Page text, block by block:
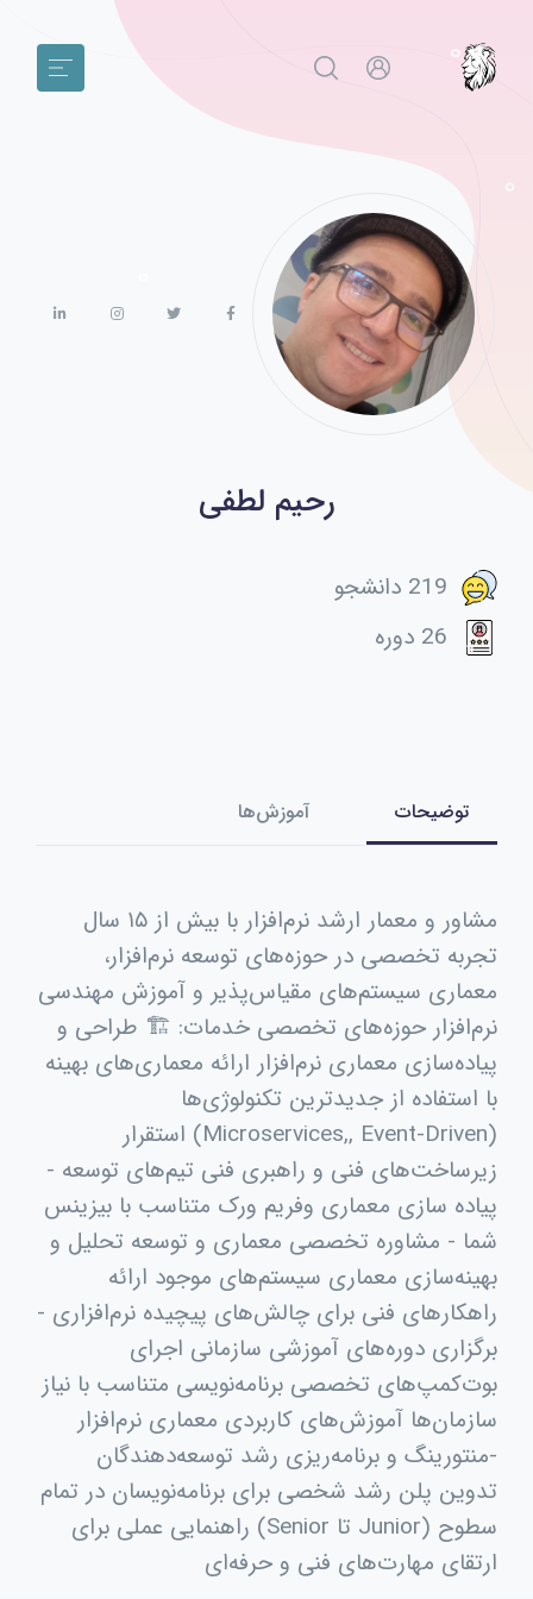
رحیم لطفی
219 دانشجو
26 دوره
توضیحات آموزش‌ها
مشاور و معمار ارشد نرم‌افزار با بیش از ۱۵ سال
تجربه تخصصی در حوزه‌های توسعه نرم‌افزار،
معماری سیستم‌های مقیاس‌پذیر و آموزش مهندسی
نرم‌افزار حوزه‌های تخصصی خدمات: 🏗 طراحی و
پیاده‌سازی معماری نرم‌افزار ارائه معماری‌های بهینه
با استفاده از جدیدترین تکنولوژی‌ها
(Microservices,, Event-Driven) استقرار
زیرساخت‌های فنی و راهبری فنی تیم‌های توسعه -
پیاده سازی معماری وفریم ورک متناسب با بیزینس
شما - مشاوره تخصصی معماری و توسعه تحلیل و
بهینه‌سازی معماری سیستم‌های موجود ارائه
راهکارهای فنی برای چالش‌های پیچیده نرم‌افزاری -
برگزاری دوره‌های آموزشی سازمانی اجرای
بوت‌کمپ‌های تخصصی برنامه‌نویسی متناسب با نیاز
سازمان‌ها آموزش‌های کاربردی معماری نرم‌افزار
-منتورینگ و برنامه‌ریزی رشد توسعه‌دهندگان
تدوین پلن رشد شخصی برای برنامه‌نویسان در تمام
سطوح (Junior تا Senior) راهنمایی عملی برای
ارتقای مهارت‌های فنی و حرفه‌ای